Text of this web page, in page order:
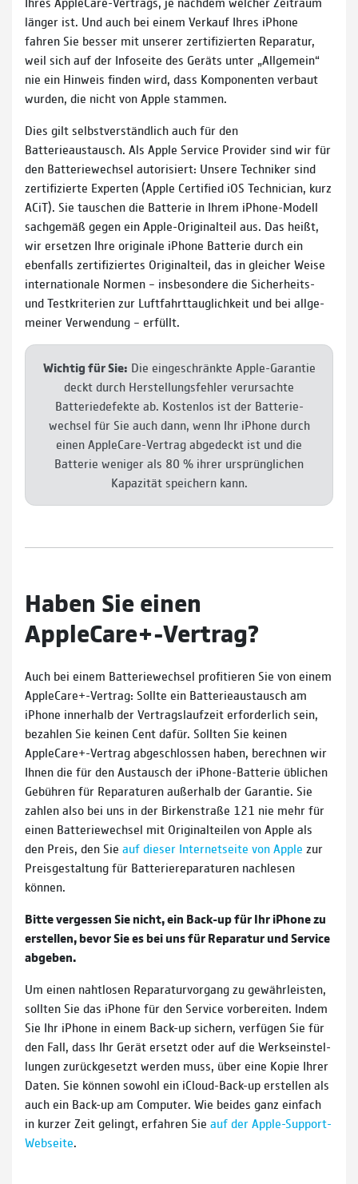
länger ist. Und auch bei einem Verkauf Ihres iPhone
fahren Sie besser mit unserer zerti­fi­zier­ten Repa­ratur,
weil sich auf der Infoseite des Geräts unter „Allgemein“
nie ein Hinweis finden wird, dass Kompo­nenten ver­baut
wurden, die nicht von Apple stammen.
Dies gilt selbstver­ständ­lich auch für den
Batterieaustausch. Als Apple Service Provider sind wir für
den Batteriewechsel autorisiert: Unsere Techniker sind
zerti­fi­zierte Experten (Apple Certified iOS Technician, kurz
ACiT). Sie tauschen die Batterie in Ihrem iPhone-Modell
sach­gemäß gegen ein Apple-Original­teil aus. Das heißt,
wir er­set­zen Ihre originale iPhone Batterie durch ein
eben­falls zerti­fi­zier­tes Original­teil, das in glei­cher Weise
inter­natio­nale Normen – ins­be­son­dere die Sicherheits-
und Test­kri­te­rien zur Luft­fahrt­taug­lich­keit und bei all­ge­
meiner Ver­wen­dung – erfüllt.
Wichtig für Sie: Die ein­ge­schränkte Apple-Garantie
deckt durch Her­stel­lungs­fehler ver­ur­sachte
Batterie­defekte ab. Kosten­los ist der Batterie­
wechsel für Sie auch dann, wenn Ihr iPhone durch
einen AppleCare-Vertrag abge­deckt ist und die
Batterie weniger als 80 % ihrer ursprüng­lichen
Kapa­zi­tät speichern kann.
Haben Sie einen
AppleCare+-Vertrag?
Auch bei einem Batterie­wechsel profi­tieren Sie von einem
AppleCare+-Vertrag: Sollte ein Batterie­austausch am
iPhone inner­halb der Vertrags­laufzeit erfor­der­lich sein,
bezahlen Sie keinen Cent dafür. Sollten Sie keinen
AppleCare+-Vertrag abge­schlossen haben, be­rech­nen wir
Ihnen die für den Aus­tausch der iPhone-Batterie üb­lichen
Ge­büh­ren für Repara­turen außer­halb der Garantie. Sie
zahlen also bei uns in der Birken­straße 121 nie mehr für
einen Batterie­wechsel mit Original­teilen von Apple als
den Preis, den Sie auf dieser Internet­seite von Apple zur
Preis­ge­stal­tung für Batterie­repa­ra­turen nach­lesen
können.
Bitte vergessen Sie nicht, ein Back-up für Ihr iPhone zu
erstellen, bevor Sie es bei uns für Repara­tur und Service
abgeben.
Um einen nahtlosen Reparatur­vorgang zu gewähr­leisten,
sollten Sie das iPhone für den Service vor­bereiten. Indem
Sie Ihr iPhone in einem Back-up sichern, ver­fügen Sie für
den Fall, dass Ihr Gerät ersetzt oder auf die Werks­ein­stel­
lun­gen zurück­gesetzt werden muss, über eine Kopie Ihrer
Daten. Sie können sowohl ein iCloud-Back-up er­stellen als
auch ein Back-up am Computer. Wie beides ganz einfach
in kurzer Zeit gelingt, erfahren Sie auf der Apple-Support-
Webseite.